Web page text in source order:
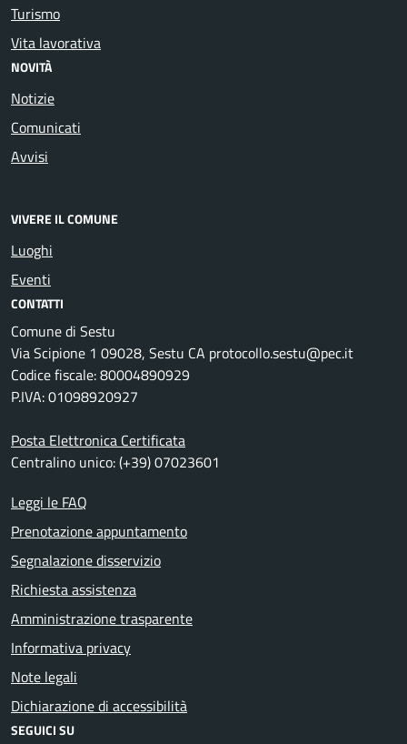
Turismo
Vita lavorativa
NOVITÀ
Notizie
Comunicati
Avvisi
VIVERE IL COMUNE
Luoghi
Eventi
CONTATTI
Comune di Sestu
Via Scipione 1 09028, Sestu CA protocollo.sestu@pec.it
Codice fiscale: 80004890929
P.IVA: 01098920927
Posta Elettronica Certificata
Centralino unico: (+39) 07023601
Leggi le FAQ
Prenotazione appuntamento
Segnalazione disservizio
Richiesta assistenza
Amministrazione trasparente
Informativa privacy
Note legali
Dichiarazione di accessibilità
SEGUICI SU